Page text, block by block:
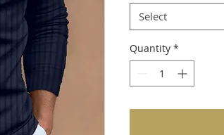
Select
Quantity *